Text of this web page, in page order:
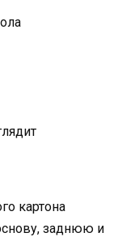
картона
заднюю и